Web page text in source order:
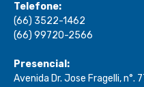
Telefone:
(66) 3522-1462
(66) 99720-2566
Presencial:
Avenida Dr. Jose Fragelli, n°.